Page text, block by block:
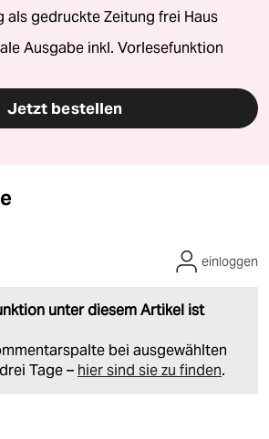
als gedruckte Zeitung frei Haus
Ausgabe inkl. Vorlesefunktion
Jetzt bestellen
unter diesem Artikel ist
bei ausgewählten
Tage – hier sind sie zu finden.
einloggen